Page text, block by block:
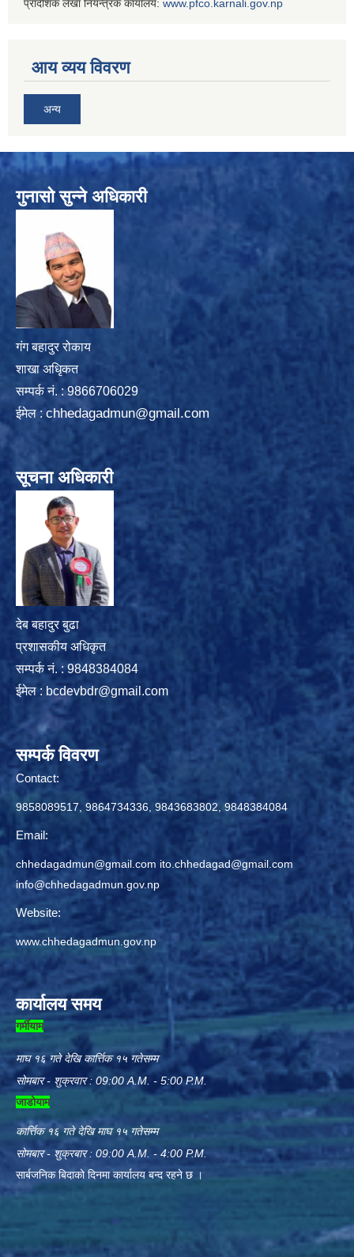
प्रादेशिक लेखा नियन्त्रक कार्यालय: www. pfco.karnali.gov.np
आय व्यय विवरण
अन्य
गुनासो सुन्ने अधिकारी
गंग बहादुर रोकाय
शाखा अधिृकत
सम्पर्क न‌ं. : 9866706029
ईमेल : chhedagadmun@gmail.com
सूचना अधिकारी
देब बहादुर बुढा
प्रशासकीय अधिकृत
सम्पर्क नं. : 9848384084
ईमेल : bcdevbdr@gmail.com
सम्पर्क विवरण
Contact:
9858089517, 9864734336, 9843683802, 9848384084
Email:
chhedagadmun@gmail.com ito.chhedagad@gmail.com
info@chhedagadmun.gov.np
Website:
www.chhedagadmun.gov.np
कार्यालय समय
गर्मीयाम
माघ १६ गते देखि कार्त्तिक १५ गतेसम्म
सोमबार - शुक्रवार : 09:00 A.M. - 5:00 P.M.
जाडोयाम
कार्त्तिक १६ गते देखि माघ १५ गतेसम्म
सोमबार - शुक्रबार : 09:00 A.M. - 4:00 P.M.
सार्बजनिक बिदाको दिनमा कार्यालय बन्द रहने छ ।